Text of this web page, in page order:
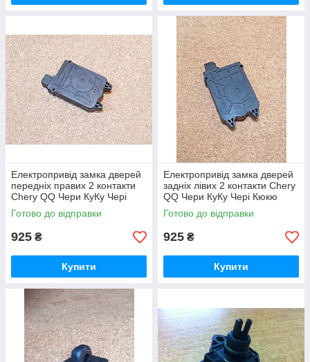
Електропривід замка дверей
передніх правих 2 контакти
Chery QQ Чери КуКу Чері
Кюкю
Готово до відправки
925 ₴
Купити
Електропривід замка дверей
задніх лівих 2 контакти Chery
QQ Чери КуКу Чері Кюкю
Готово до відправки
925 ₴
Купити